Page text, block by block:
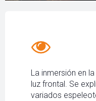
La inmersión en
luz frontal. Se
variados